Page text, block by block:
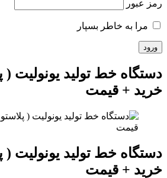
رمز عبور
مرا به خاطر بسپار
دستگاه خط تولید یونولیت (
خرید + قیمت
دستگاه خط تولید یونولیت (
خرید + قیمت